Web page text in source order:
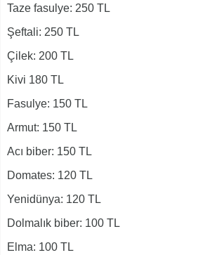
Taze fasulye: 250 TL
Şeftali: 250 TL
Çilek: 200 TL
Kivi 180 TL
Fasulye: 150 TL
Armut: 150 TL
Acı biber: 150 TL
Domates: 120 TL
Yenidünya: 120 TL
Dolmalık biber: 100 TL
Elma: 100 TL